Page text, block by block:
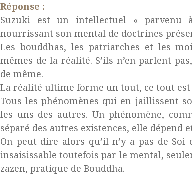
Réponse :
Suzuki est un intellectuel « parvenu
nourrissant son mental de doctrines
Les bouddhas, les patriarches et les
mêmes de la réalité. S’ils n’en parlent
de même.
La réalité ultime forme un tout, ce tout est
Tous les phénomènes qui en jaillissent
les uns des autres. Un phénomène,
séparé des autres existences, elle dépend
On peut dire alors qu’il n’y a pas de
insaisissable toutefois par le mental,
zazen, pratique de Bouddha.